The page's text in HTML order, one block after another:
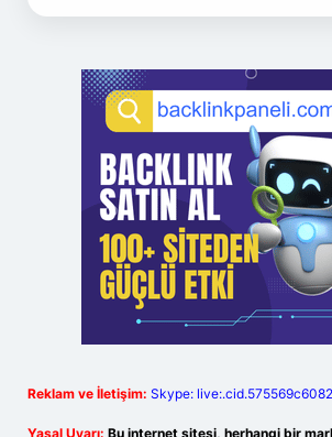
Reklam ve İletişim: Skype:
Yasal Uyarı: Bu internet sitesi, herhangi bir